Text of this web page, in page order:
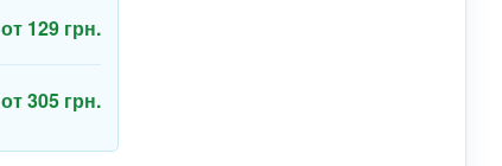
от 129 грн.
от 305 грн.